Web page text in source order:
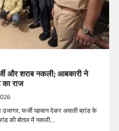
और शराब नकली; आबकारी ने
राज
फर्जी पहचान देकर असली ब्रांड के
की बोतल में नकली…